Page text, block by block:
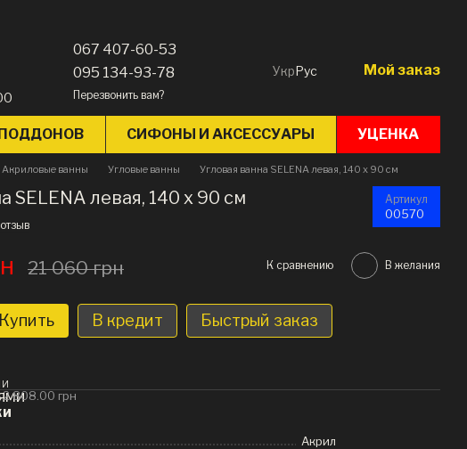
067 407-60-53
095 134-93-78
Перезвонить вам?
УкрРус Мой заказ
СИФОНЫ И АКСЕССУАРЫ УЦЕНКА
Акриловые ванны Угловые ванны Угловая ванна SELENA левая, 140 x 90 см
SELENA левая, 140 x 90 см Артикул
00570
21 060 грн К сравнению В желания
Купить В кредит Быстрый заказ
808.00 грн
Акрил